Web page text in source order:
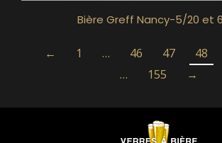
Bière Greff Nancy-5/20 et
← 1 … 46 47 48
…
155 →